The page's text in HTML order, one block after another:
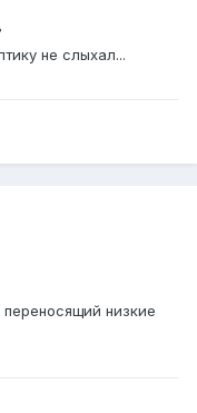
не слыхал...
низкие